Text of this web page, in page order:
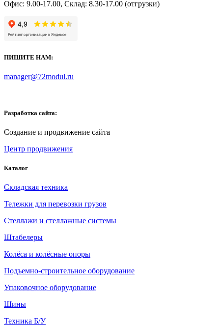
Офис: 9.00-17.00, Склад: 8.30-17.00 (отгрузки)
ПИШИТЕ НАМ:
manager@72modul.ru
Разработка сайта:
Создание и продвижение сайта
Центр продвижения
Каталог
Складская техника
Тележки для перевозки грузов
Стеллажи и стеллажные системы
Штабелеры
Колёса и колёсные опоры
Подъемно-строительное оборудование
Упаковочное оборудование
Шины
Техника Б/У